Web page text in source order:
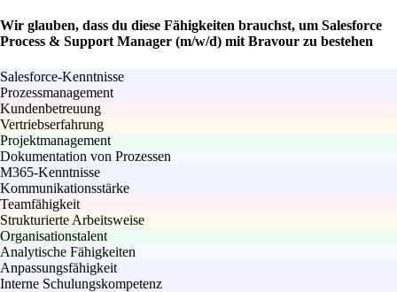
Wir glauben, dass du diese Fähigkeiten brauchst, um Salesforce
Process & Support Manager (m/w/d) mit Bravour zu bestehen
Salesforce-Kenntnisse
Prozessmanagement
Kundenbetreuung
Vertriebserfahrung
Projektmanagement
Dokumentation von Prozessen
M365-Kenntnisse
Kommunikationsstärke
Teamfähigkeit
Strukturierte Arbeitsweise
Organisationstalent
Analytische Fähigkeiten
Anpassungsfähigkeit
Interne Schulungskompetenz